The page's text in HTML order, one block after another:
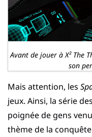
Avant de jouer à X² The
son
Mais attention, les
jeux. Ainsi, la série
poignée de gens
thème de la